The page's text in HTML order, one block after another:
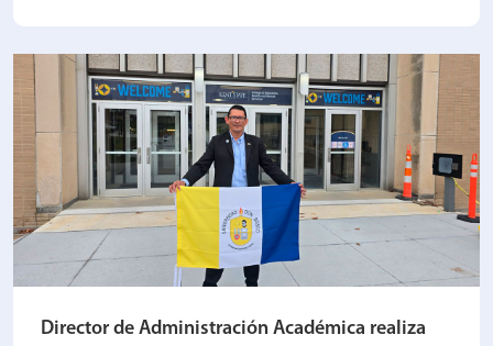
Director de Administración Académica realiza